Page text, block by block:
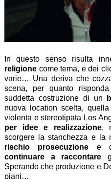
In questo senso risulta
religionecome tema, e dei
varie… Una deriva che
scena, per quanto
suddetta costruzione di un
nuova location scelta,
violenta e stereotipata Los
per idee e realizzazione,
scorgere la stanchezza e la
rischio prosecuzione e
continuare a raccontare
Sperando che produzione e
piani…